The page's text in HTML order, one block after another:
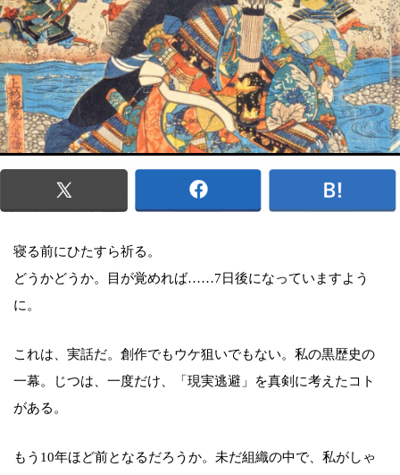
寝る前にひたすら祈る。
どうかどうか。目が覚めれば……7日後になっていますよう
に。
これは、実話だ。創作でもウケ狙いでもない。私の黒歴史の
一幕。じつは、一度だけ、「現実逃避」を真剣に考えたコト
がある。
もう10年ほど前となるだろうか。未だ組織の中で、私がしゃ